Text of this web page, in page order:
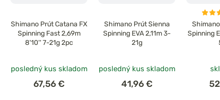
Shimano Prút Catana FX
Spinning Fast 2,69m
8'10'' 7-21g 2pc
posledný kus skladom
67,56 €
Shimano Prút Sienna
Spinning EVA 2,11m 3-
21g
posledný kus skladom
41,96 €
Spinning